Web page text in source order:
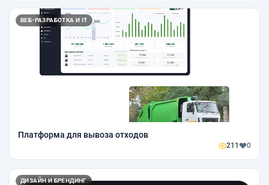
ВЕБ-РАЗРАБОТКА И IT
Платформа для вывоза отходов
211 0
ДИЗАЙН И БРЕНДИНГ